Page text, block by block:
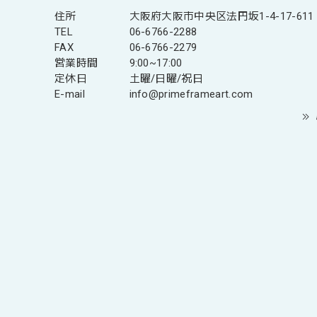
住所
大阪府大阪市中央区法円坂1-4-17-611
TEL
06-6766-2288
FAX
06-6766-2279
営業時間
9:00~17:00
定休日
土曜/日曜/祝日
E-mail
info@primeframeart.com